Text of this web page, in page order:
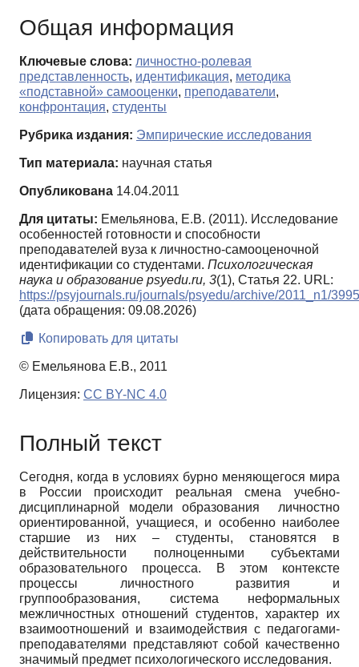
Общая информация
Ключевые слова: личностно-ролевая
представленность, идентификация, методика
«подставной» самооценки, преподаватели,
конфронтация, студенты
Рубрика издания: Эмпирические исследования
Тип материала: научная статья
Опубликована 14.04.2011
Для цитаты: Емельянова, Е.В. (2011). Исследование
особенностей готовности и способности
преподавателей вуза к личностно-самооценочной
идентификации со студентами. Психологическая
наука и образование psyedu.ru, 3(1), Статья 22. URL:
https://psyjournals.ru/journals/psyedu/archive/2011_n1/
(дата обращения: 09.08.2026)
Копировать для цитаты
© Емельянова Е.В., 2011
Лицензия: CC BY-NC 4.0
Полный текст
Сегодня, когда в условиях бурно меняющегося мира
в России происходит реальная смена учебно-
дисциплинарной модели образования личностно
ориентированной, учащиеся, и особенно наиболее
старшие из них – студенты, становятся в
действительности полноценными субъектами
образовательного процесса. В этом контексте
процессы личностного развития и
группообразования, система неформальных
межличностных отношений студентов, характер их
взаимоотношений и взаимодействия с педагогами-
преподавателями представляют собой качественно
значимый предмет психологического исследования.